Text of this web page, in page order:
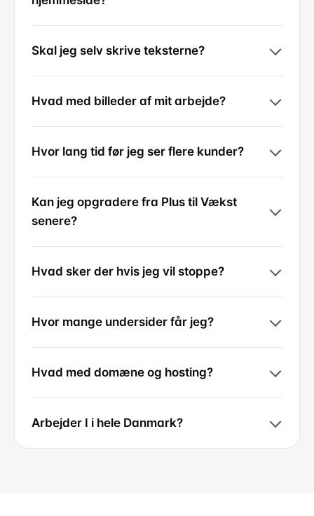
Skal jeg selv skrive teksterne?
Hvad med billeder af mit arbejde?
Hvor lang tid før jeg ser flere kunder?
Kan jeg opgradere fra Plus til Vækst
senere?
Hvad sker der hvis jeg vil stoppe?
Hvor mange undersider får jeg?
Hvad med domæne og hosting?
Arbejder I i hele Danmark?